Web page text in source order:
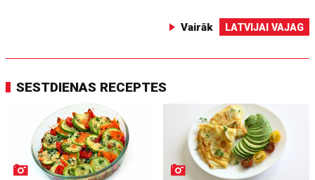
Vairāk LATVIJAI VAJAG
SESTDIENAS RECEPTES